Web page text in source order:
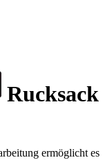
Rucksack
ermöglicht es